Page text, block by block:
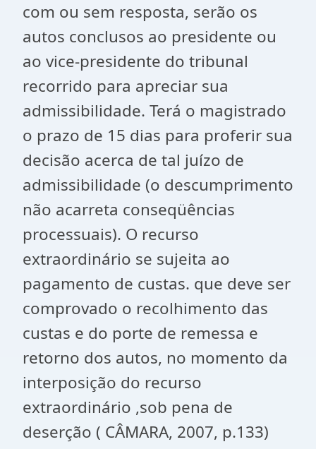
com ou sem resposta, serão os
autos conclusos ao presidente ou
ao vice-presidente do tribunal
recorrido para apreciar sua
admissibilidade. Terá o magistrado
o prazo de 15 dias para proferir sua
decisão acerca de tal juízo de
admissibilidade (o descumprimento
não acarreta conseqüências
processuais). O recurso
extraordinário se sujeita ao
pagamento de custas. que deve ser
comprovado o recolhimento das
custas e do porte de remessa e
retorno dos autos, no momento da
interposição do recurso
extraordinário ,sob pena de
deserção ( CÂMARA, 2007, p.133)